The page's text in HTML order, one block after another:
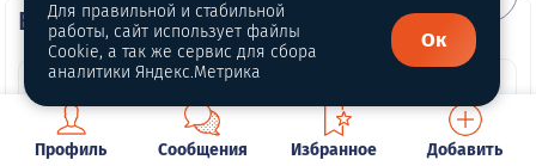
ВИП автомобили
Профиль Сообщения Избранное Добавить
Для правильной и стабильной
работы, сайт использует файлы
Cookie, а так же сервис для сбора
аналитики Яндекс.Метрика
Ок